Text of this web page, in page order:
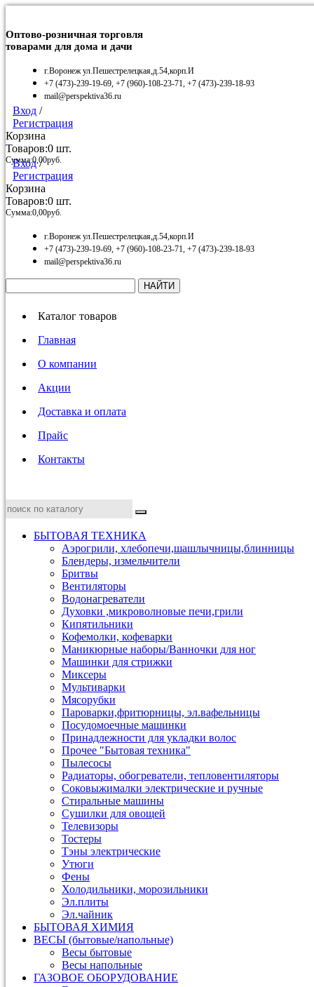
Оптово-розничная торговля
товарами для дома и дачи
г.Воронеж ул.Пешестрелецкая,д.54,корп.И
+7 (473)-239-19-69, +7 (960)-108-23-71, +7 (473)-239-18-93
mail@perspektiva36.ru
Вход /
Регистрация
Корзина
Товаров:0 шт.
Сумма:0,00руб.
Вход/
Регистрация
Корзина
Товаров:0 шт.
Сумма:0,00руб.
г.Воронеж ул.Пешестрелецкая,д.54,корп.И
+7 (473)-239-19-69, +7 (960)-108-23-71, +7 (473)-239-18-93
mail@perspektiva36.ru
Каталог товаров
Главная
О компании
Акции
Доставка и оплата
Прайс
Контакты
БЫТОВАЯ ТЕХНИКА
Аэрогрили, хлебопечи,шашлычницы,блинницы
Блендеры, измельчители
Бритвы
Вентиляторы
Водонагреватели
Духовки ,микроволновые печи,грили
Кипятильники
Кофемолки, кофеварки
Маникюрные наборы/Ванночки для ног
Машинки для стрижки
Миксеры
Мультиварки
Мясорубки
Пароварки,фритюрницы, эл.вафельницы
Посудомоечные машинки
Принадлежности для укладки волос
Прочее "Бытовая техника"
Пылесосы
Радиаторы, обогреватели, тепловентиляторы
Соковыжималки электрические и ручные
Стиральные машины
Сушилки для овощей
Телевизоры
Тостеры
Тэны электрические
Утюги
Фены
Холодильники, морозильники
Эл.плиты
Эл.чайник
БЫТОВАЯ ХИМИЯ
ВЕСЫ (бытовые/напольные)
Весы бытовые
Весы напольные
ГАЗОВОЕ ОБОРУДОВАНИЕ